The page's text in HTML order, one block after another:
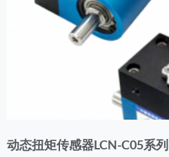
动态扭矩传感器LCN-C05系列